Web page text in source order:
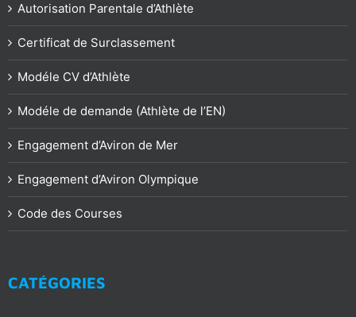
Autorisation Parentale d’Athlète
Certificat de Surclassement
Modéle CV d’Athlète
Modéle de demande (Athlète de l’EN)
Engagement d’Aviron de Mer
Engagement d’Aviron Olympique
Code des Courses
CATÉGORIES